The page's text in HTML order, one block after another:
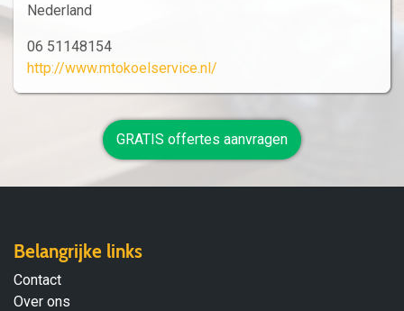
Nederland
06 51148154
http://www.mtokoelservice.nl/
GRATIS offertes aanvragen
Belangrijke links
Contact
Over ons